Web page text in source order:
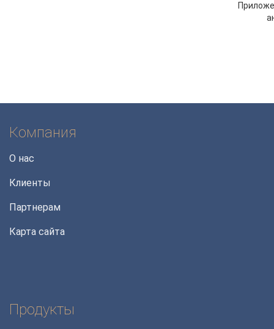
Компания
О нас
Клиенты
Партнерам
Карта сайта
Продукты